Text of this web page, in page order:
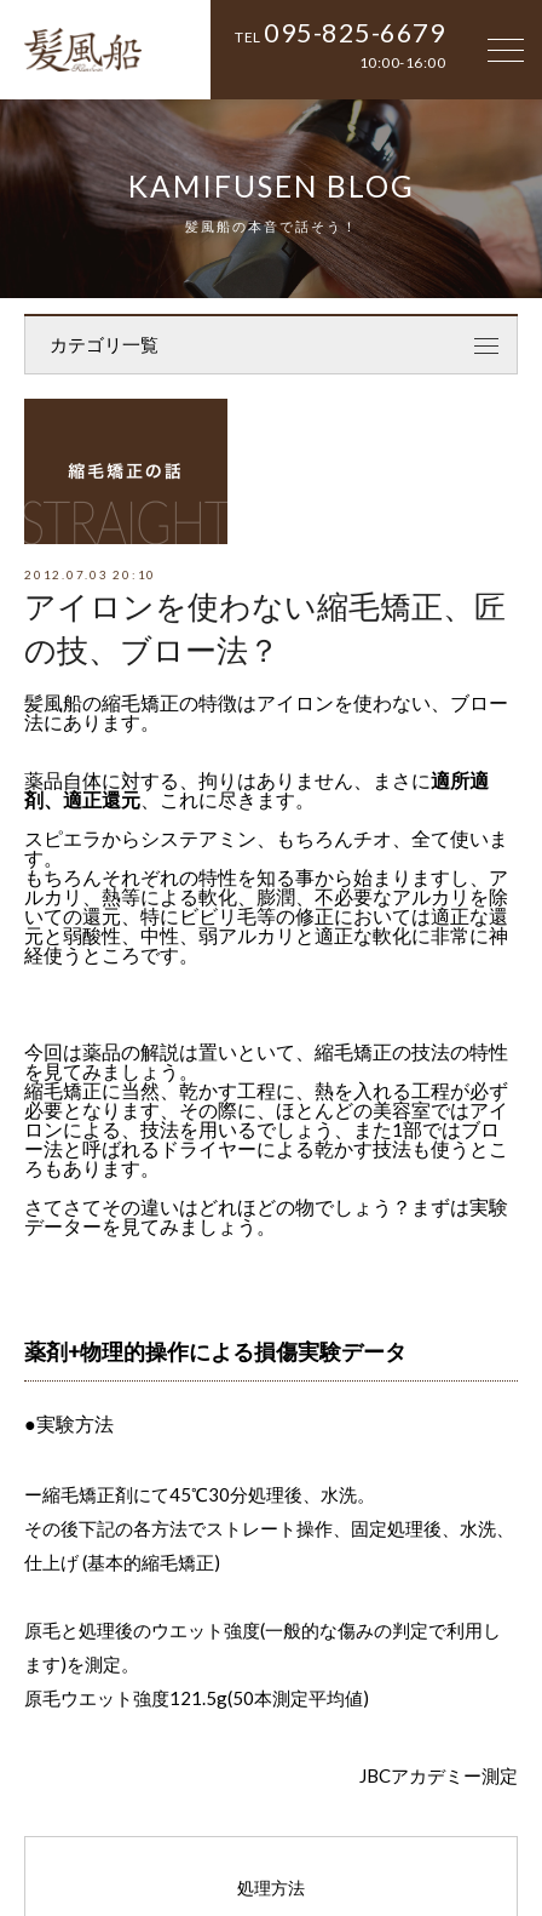
TEL 095-825-6679
10:00-16:00
KAMIFUSEN BLOG
髪風船の本音で話そう！
カテゴリ一覧
2012.07.03 20:10
アイロンを使わない縮毛矯正、匠
の技、ブロー法？
髪風船の縮毛矯正の特徴はアイロンを使わない、ブロー
法にあります。
薬品自体に対する、拘りはありません、まさに適所適
剤、適正還元 、これに尽きます。
スピエラからシステアミン、もちろんチオ、全て使いま
す。
もちろんそれぞれの特性を知る事から始まりますし、ア
ルカリ、熱等による軟化、膨潤、不必要なアルカリを除
いての還元、特にビビリ毛等の修正においては適正な還
元と弱酸性、中性、弱アルカリと適正な軟化に非常に神
経使うところです。
今回は薬品の解説は置いといて、縮毛矯正の技法の特性
を見てみましょう。
縮毛矯正に当然、乾かす工程に、熱を入れる工程が必ず
必要となります、その際に、ほとんどの美容室ではアイ
ロンによる、技法を用いるでしょう、また1部ではブロ
ー法と呼ばれるドライヤーによる乾かす技法も使うとこ
ろもあります。
さてさてその違いはどれほどの物でしょう？まずは実験
データーを見てみましょう。
薬剤+物理的操作による損傷実験データ
●実験方法
ー縮毛矯正剤にて45℃30分処理後、水洗。
その後下記の各方法でストレート操作、固定処理後、水洗、
仕上げ (基本的縮毛矯正)
原毛と処理後のウエット強度(一般的な傷みの判定で利用し
ます)を測定。
原毛ウエット強度121.5g(50本測定平均値)
JBCアカデミー測定
処理方法